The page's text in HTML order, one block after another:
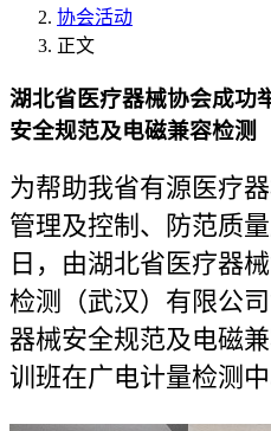
协会活动
正文
湖北省医疗器械协会成功
安全规范及电磁兼容检测
为帮助我省有源医疗
管理及控制、防范质
日，由湖北省医疗器
检测（武汉）有限公
器械安全规范及电磁
训班在广电计量检测中